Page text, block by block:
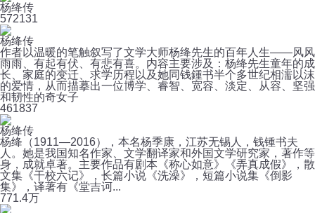
杨绛传
572131
杨绛传
作者以温暖的笔触叙写了文学大师杨绛先生的百年人生——风风
雨雨、有起有伏、有悲有喜。内容主要涉及：杨绛先生童年的成
长、家庭的变迁、求学历程以及她同钱鍾书半个多世纪相濡以沫
的爱情，从而描摹出一位博学、睿智、宽容、淡定、从容、坚强
和韧性的奇女子
461837
杨绛传
杨绛（1911—2016），本名杨季康，江苏无锡人，钱锺书夫
人。她是我国知名作家、文学翻译家和外国文学研究家，著作等
身，成就卓著。主要作品有剧本《称心如意》《弄真成假》，散
文集《干校六记》，长篇小说《洗澡》，短篇小说集《倒影
集》，译著有《堂吉诃...
771.4万